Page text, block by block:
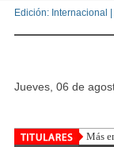
Edición: Internacional |
jueves, 06 de
Cómo